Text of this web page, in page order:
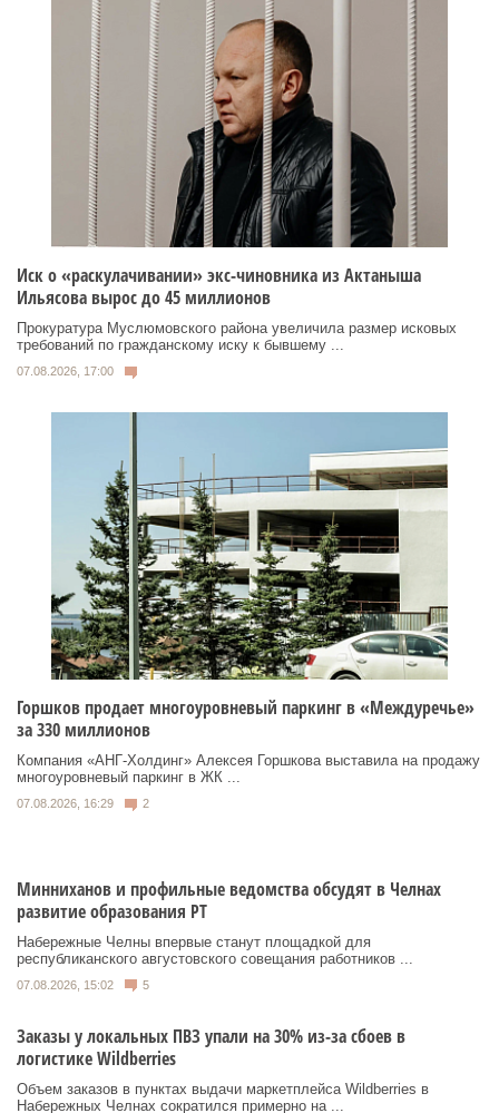
Иск о «раскулачивании» экс-чиновника из Актаныша
Ильясова вырос до 45 миллионов
Прокуратура Муслюмовского района увеличила размер исковых
требований по гражданскому иску к бывшему ...
07.08.2026, 17:00
Горшков продает многоуровневый паркинг в «Междуречье»
за 330 миллионов
Компания «АНГ-Холдинг» Алексея Горшкова выставила на продажу
многоуровневый паркинг в ЖК ...
07.08.2026, 16:29 2
Минниханов и профильные ведомства обсудят в Челнах
развитие образования РТ
Набережные Челны впервые станут площадкой для
республиканского августовского совещания работников ...
07.08.2026, 15:02 5
Заказы у локальных ПВЗ упали на 30% из-за сбоев в
логистике Wildberries
Объем заказов в пунктах выдачи маркетплейса Wildberries в
Набережных Челнах сократился примерно на ...